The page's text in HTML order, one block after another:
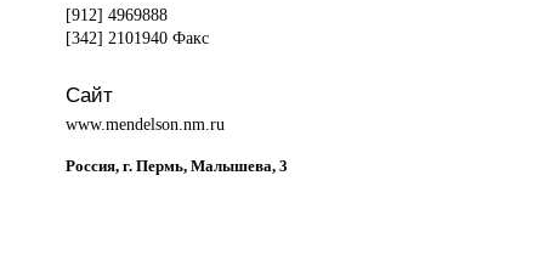
[912] 4969888
[342] 2101940 Факс
Сайт
www.mendelson.nm.ru
Россия, г. Пермь, Малышева, 3